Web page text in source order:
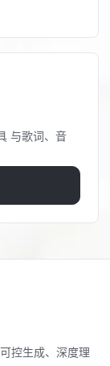
与歌词、音
控生成、深度理